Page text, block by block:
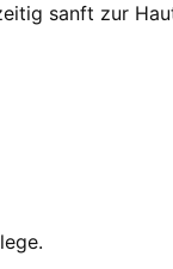
sanft zur